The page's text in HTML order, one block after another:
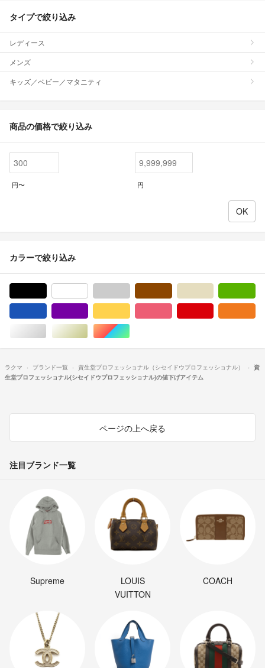
タイプで絞り込み
レディース
メンズ
キッズ／ベビー／マタニティ
商品の価格で絞り込み
円〜 円
カラーで絞り込み
シルバー/銀色系ゴールド/金色系マルチカラー
ラクマ ブランド一覧 資生堂プロフェッショナル（シセイドウプロフェッショナル）
資
生堂プロフェッショナル(シセイドウプロフェッショナル)の値下げアイテム
ページの上へ戻る
注目ブランド一覧
Supreme
LOUIS
VUITTON
COACH